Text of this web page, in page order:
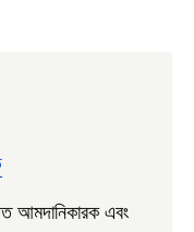
আমদানিকারক এবং